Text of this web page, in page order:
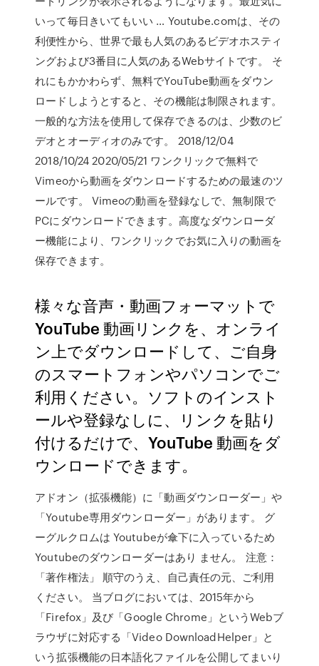
いって毎日きいてもいい … Youtube.comは、その
利便性から、世界で最も人気のあるビデオホスティ
ングおよび3番目に人気のあるWebサイトです。 そ
れにもかかわらず、無料でYouTube動画をダウン
ロードしようとすると、その機能は制限されます。
一般的な方法を使用して保存できるのは、少数のビ
デオとオーディオのみです。 2018/12/04
2018/10/24 2020/05/21 ワンクリックで無料で
Vimeoから動画をダウンロードするための最速のツ
ールです。 Vimeoの動画を登録なしで、無制限で
PCにダウンロードできます。高度なダウンローダ
ー機能により、ワンクリックでお気に入りの動画を
保存できます。
様々な音声・動画フォーマットで
YouTube 動画リンクを、オンライ
ン上でダウンロードして、ご自身
のスマートフォンやパソコンでご
利用ください。ソフトのインスト
ールや登録なしに、リンクを貼り
付けるだけで、YouTube 動画をダ
ウンロードできます。
アドオン（拡張機能）に「動画ダウンローダー」や
「Youtube専用ダウンローダー」があります。 グ
ーグルクロムは Youtubeが傘下に入っているため
Youtubeのダウンローダーはあり ません。 注意：
「著作権法」 順守のうえ、自己責任の元、ご利用
ください。 当ブログにおいては、2015年から
「Firefox」及び「Google Chrome」というWebブ
ラウザに対応する「Video DownloadHelper」と
いう拡張機能の日本語化ファイルを公開してまいり